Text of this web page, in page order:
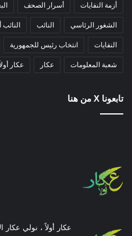
أزمة النفايات أسرار الصحف
الشغور الرئاسي النائب
النفايات انتخاب رئيس للجمهورية
شعبة المعلومات عكار عكار
تابعونا X من هنا
عكار أولاً ، نولي عكار